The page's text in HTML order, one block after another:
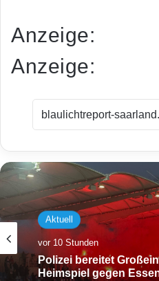
Anzeige:
Anzeige:
Aktuell
vor 10 Stunden
Polizei bereitet
Heimspiel gegen